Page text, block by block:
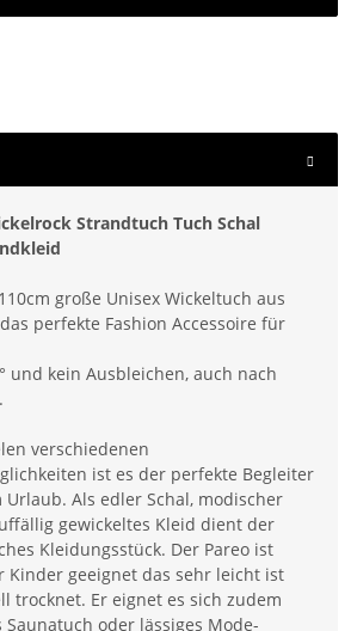
Strandtuch Tuch Schal
große Unisex Wickeltuch aus
perfekte Fashion Accessoire für
und kein Ausbleichen, auch nach
verschiedenen
ist es der perfekte Begleiter
Als edler Schal, modischer
gewickeltes Kleid dient der
Kleidungsstück. Der Pareo ist
Kinder geeignet das sehr leicht ist
trocknet. Er eignet es sich zudem
oder lässiges Mode-